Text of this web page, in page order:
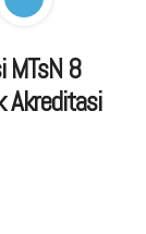
MTsN 8
Akreditasi